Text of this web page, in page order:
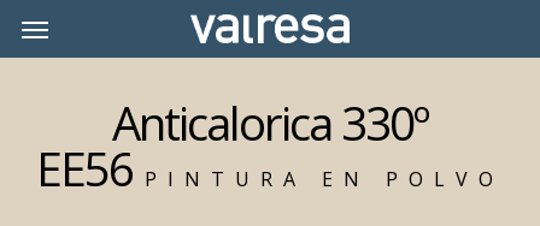
Menu
Anticalorica 330º
EE56 PINTURA EN POLVO